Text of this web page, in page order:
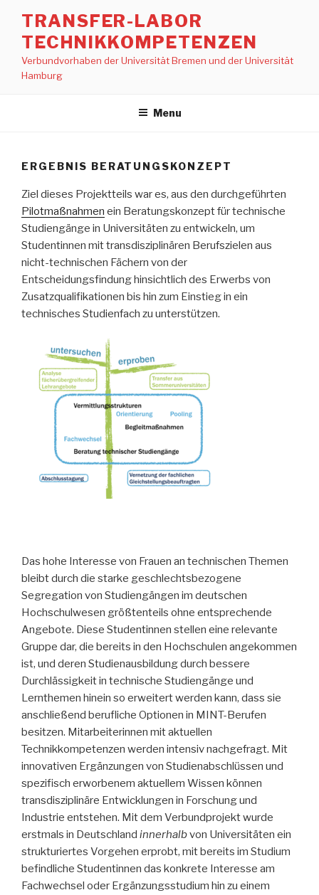
content
TRANSFER-LABOR
TECHNIKKOMPETENZEN
Verbundvorhaben der Universität Bremen und der Universität
Hamburg
Menu
ERGEBNIS BERATUNGSKONZEPT
Ziel dieses Projektteils war es, aus den durchgeführten
Pilotmaßnahmen ein Beratungskonzept für technische
Studiengänge in Universitäten zu entwickeln, um
Studentinnen mit transdisziplinären Berufszielen aus
nicht-technischen Fächern von der
Entscheidungsfindung hinsichtlich des Erwerbs von
Zusatzqualifikationen bis hin zum Einstieg in ein
technisches Studienfach zu unterstützen.
Das hohe Interesse von Frauen an technischen Themen
bleibt durch die starke geschlechtsbezogene
Segregation von Studiengängen im deutschen
Hochschulwesen größtenteils ohne entsprechende
Angebote. Diese Studentinnen stellen eine relevante
Gruppe dar, die bereits in den Hochschulen angekommen
ist, und deren Studienausbildung durch bessere
Durchlässigkeit in technische Studiengänge und
Lernthemen hinein so erweitert werden kann, dass sie
anschließend berufliche Optionen in MINT-Berufen
besitzen. Mitarbeiterinnen mit aktuellen
Technikkompetenzen werden intensiv nachgefragt. Mit
innova­tiven Ergänzungen von Studienabschlüssen und
spezifisch erworbenem aktuellem Wissen können
transdisziplinäre Entwicklungen in Forschung und
Industrie entstehen. Mit dem Verbundprojekt wurde
erstmals in Deutschland innerhalbvon Universitäten ein
strukturiertes Vorgehen erprobt, mit bereits im Studium
befindliche Studentinnen das konkrete Interesse am
Fachwechsel oder Ergänzungsstudium hin zu einem